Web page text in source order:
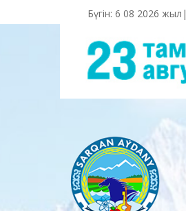
Бүгін: 6 08 2026 жыл|